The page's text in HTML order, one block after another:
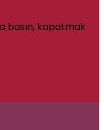
basın, kapatmak